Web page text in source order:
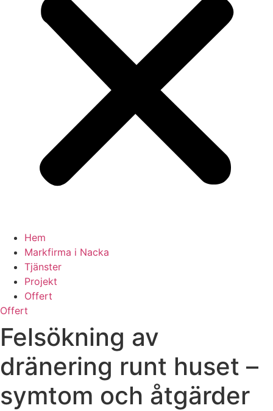
Hem
Markfirma i Nacka
Tjänster
Projekt
Offert
Offert
Felsökning av
dränering runt huset –
symtom och åtgärder